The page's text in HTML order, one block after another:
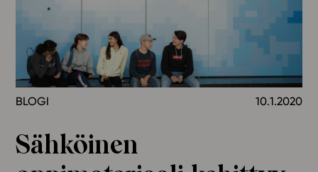
Alakoulu
Yläkoulu
Lukio
Ominaisuudet
Tapahtumakalenteri
BLOGI 10.1.2020
Sähköinen